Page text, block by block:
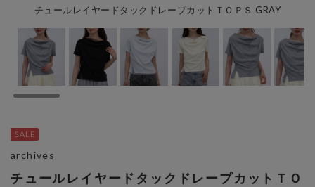
チュールレイヤードタックドレープカットＴＯＰＳ GRAY
チュールレイヤードタックドレープカットＴＯ
archives